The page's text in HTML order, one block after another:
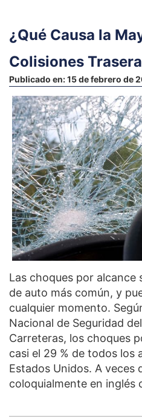
¿Qué Causa la
Colisiones
Publicado en:15 de febrero de
Las choques por
de auto más común, y
cualquier momento.
Nacional de Seguridad
Carreteras, los choques
casi el 29 % de todos los
Estados Unidos. A veces
coloquialmente en inglés